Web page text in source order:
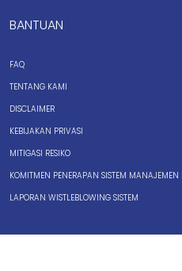
BANTUAN
FAQ
TENTANG KAMI
DISCLAIMER
KEBIJAKAN PRIVASI
MITIGASI RESIKO
KOMITMEN PENERAPAN SISTEM
LAPORAN WISTLEBLOWING SISTEM